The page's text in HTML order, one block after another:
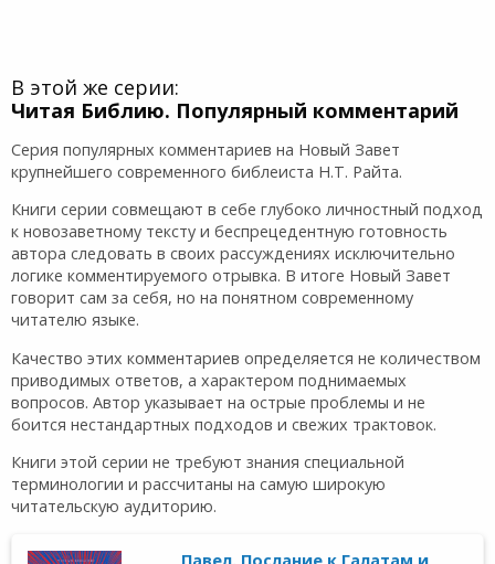
В этой же серии:
Читая Библию. Популярный комментарий
Серия популярных комментариев на Новый Завет
крупнейшего современного библеиста Н.Т. Райта.
Книги серии совмещают в себе глубоко личностный подход
к новозаветному тексту и беспрецедентную готовность
автора следовать в своих рассуждениях исключительно
логике комментируемого отрывка. В итоге Новый Завет
говорит сам за себя, но на понятном современному
читателю языке.
Качество этих комментариев определяется не количеством
приводимых ответов, а характером поднимаемых
вопросов. Автор указывает на острые проблемы и не
боится нестандартных подходов и свежих трактовок.
Книги этой серии не требуют знания специальной
терминологии и рассчитаны на самую широкую
читательскую аудиторию.